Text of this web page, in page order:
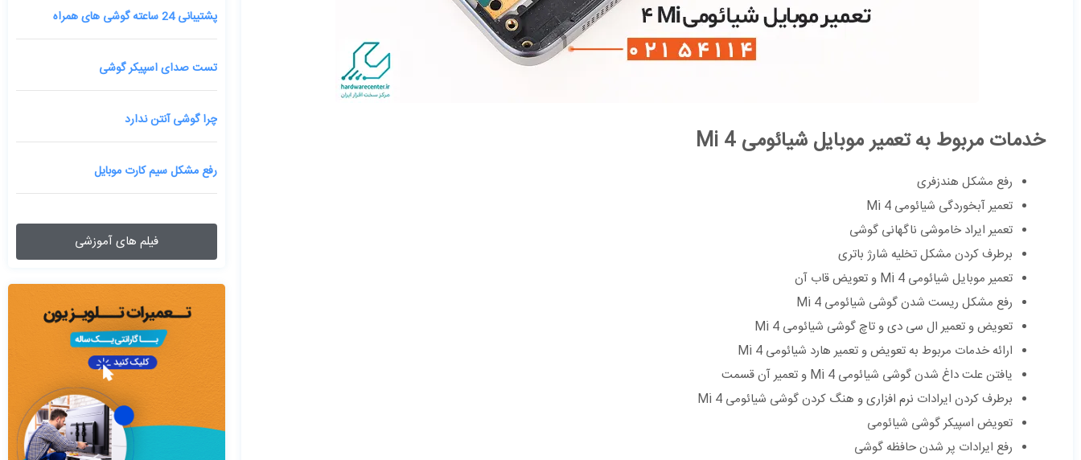
خدمات مربوط به تعمیر موبایل شیائومی Mi 4
رفع مشکل هندزفری
تعمیر آبخوردگی شیائومی Mi 4
تعمیر ایراد خاموشی ناگهانی گوشی
برطرف کردن مشکل تخلیه شارژ باتری
تعمیر موبایل شیائومی Mi 4 و تعویض قاب آن
رفع مشکل ریست شدن گوشی شیائومی Mi 4
تعویض و تعمیر ال سی دی و تاچ گوشی شیائومی Mi 4
ارائه خدمات مربوط به تعویض و تعمیر هارد شیائومی Mi 4
یافتن علت داغ شدن گوشی شیائومی Mi 4 و تعمیر آن قسمت
برطرف کردن ایرادات نرم افزاری و هنگ کردن گوشی شیائومی Mi 4
تعویض اسپیکر گوشی شیائومی
رفع ایرادات پر شدن حافظه گوشی
پشتیبانی 24 ساعته گوشی های همراه
تست صدای اسپیکر گوشی
چرا گوشی آنتن ندارد
رفع مشکل سیم کارت موبایل
فیلم های آموزشی